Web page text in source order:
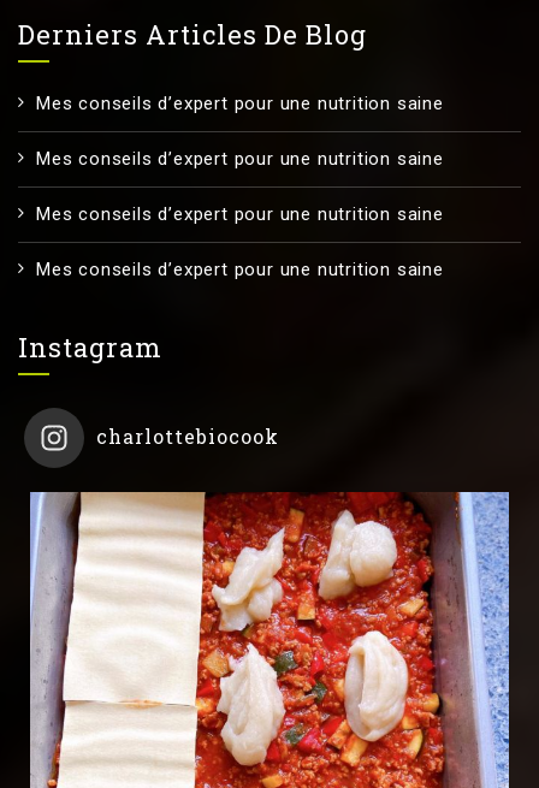
Derniers Articles De Blog
Mes conseils d’expert pour une nutrition saine
Mes conseils d’expert pour une nutrition saine
Mes conseils d’expert pour une nutrition saine
Mes conseils d’expert pour une nutrition saine
Instagram
charlottebiocook